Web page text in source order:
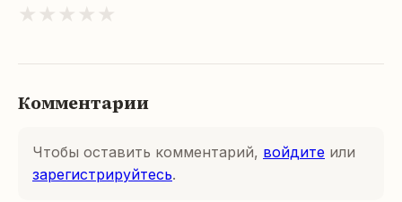
★ ★ ★ ★ ★
Комментарии
Чтобы оставить комментарий, войдите или
зарегистрируйтесь.